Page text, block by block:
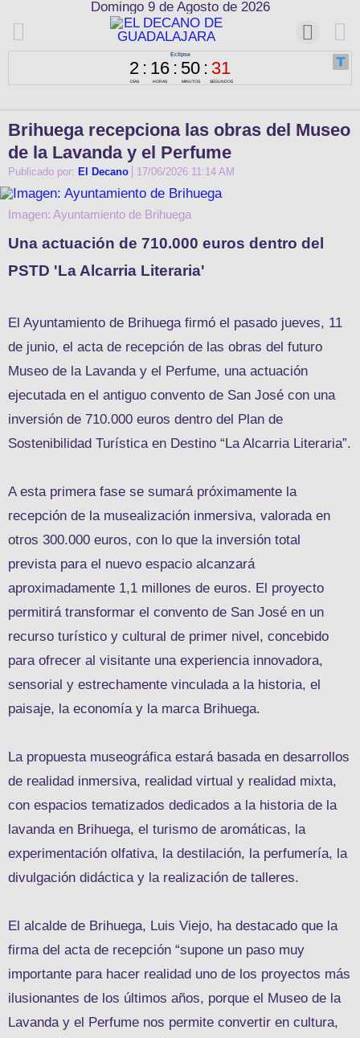
Domingo 9 de Agosto de 2026
Brihuega recepciona las obras del Museo
de la Lavanda y el Perfume
Publicado por: El Decano 17/06/2026 11:14 AM
Imagen: Ayuntamiento de Brihuega
Una actuación de 710.000 euros dentro del
PSTD 'La Alcarria Literaria'
El Ayuntamiento de Brihuega firmó el pasado jueves, 11
de junio, el acta de recepción de las obras del futuro
Museo de la Lavanda y el Perfume, una actuación
ejecutada en el antiguo convento de San José con una
inversión de 710.000 euros dentro del Plan de
Sostenibilidad Turística en Destino “La Alcarria Literaria”.
A esta primera fase se sumará próximamente la
recepción de la musealización inmersiva, valorada en
otros 300.000 euros, con lo que la inversión total
prevista para el nuevo espacio alcanzará
aproximadamente 1,1 millones de euros. El proyecto
permitirá transformar el convento de San José en un
recurso turístico y cultural de primer nivel, concebido
para ofrecer al visitante una experiencia innovadora,
sensorial y estrechamente vinculada a la historia, el
paisaje, la economía y la marca Brihuega.
La propuesta museográfica estará basada en desarrollos
de realidad inmersiva, realidad virtual y realidad mixta,
con espacios tematizados dedicados a la historia de la
lavanda en Brihuega, el turismo de aromáticas, la
experimentación olfativa, la destilación, la perfumería, la
divulgación didáctica y la realización de talleres.
El alcalde de Brihuega, Luis Viejo, ha destacado que la
firma del acta de recepción “supone un paso muy
importante para hacer realidad uno de los proyectos más
ilusionantes de los últimos años, porque el Museo de la
Lavanda y el Perfume nos permite convertir en cultura,